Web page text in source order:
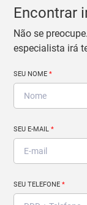
Encontrar
Não se
especialista irá
SEU NOME*
SEU E-MAIL*
SEU TELEFONE*